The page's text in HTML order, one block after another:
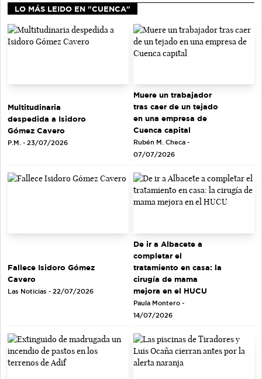
LO MÁS LEIDO EN "CUENCA"
Multitudinaria
despedida a Isidoro
Gómez Cavero
P.M. - 23/07/2026
Muere un trabajador
tras caer de un tejado
en una empresa de
Cuenca capital
Rubén M. Checa -
07/07/2026
Fallece Isidoro Gómez
Cavero
Las Noticias - 22/07/2026
De ir a Albacete a
completar el
tratamiento en casa: la
cirugía de mama
mejora en el HUCU
Paula Montero -
14/07/2026